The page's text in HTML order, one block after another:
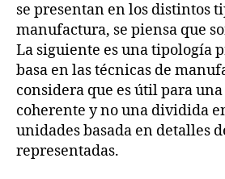
se presentan en los distintos
manufactura, se piensa que
La siguiente es una tipología
basa en las técnicas de
considera que es útil para
coherente y no una dividida
unidades basada en detalles
representadas.